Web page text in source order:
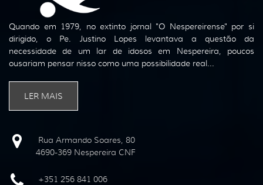
Quando em 1979, no extinto jornal "O Nespereirense" por si
dirigido, o Pe. Justino Lopes levantava a questão da
necessidade de um lar de idosos em Nespereira, poucos
ousariam pensar nisso como uma possibilidade real...
LER MAIS
Rua Armando Soares, 80
4690-369 Nespereira CNF
+351 256 841 006